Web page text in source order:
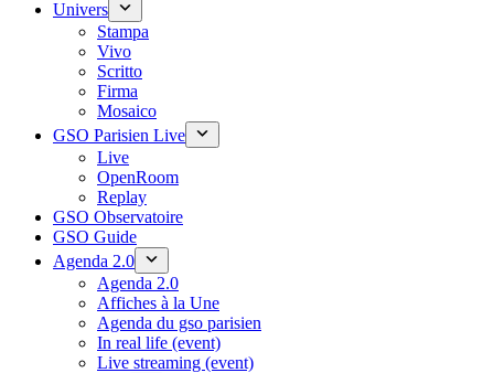
Univers
Stampa
Vivo
Scritto
Firma
Mosaico
GSO Parisien Live
Live
OpenRoom
Replay
GSO Observatoire
GSO Guide
Agenda 2.0
Agenda 2.0
Affiches à la Une
Agenda du gso parisien
In real life (event)
Live streaming (event)